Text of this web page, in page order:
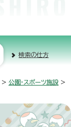
検索の仕方
> 公園・スポーツ施設 >